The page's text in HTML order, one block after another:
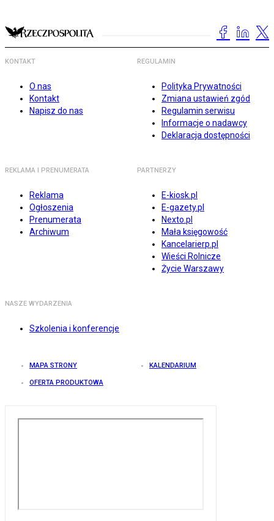
KONTAKT
O nas
Kontakt
Napisz do nas
REGULAMIN
Polityka Prywatności
Zmiana ustawień zgód
Regulamin serwisu
Informacje o nadawcy
Deklaracja dostępności
REKLAMA I PRENUMERATA
Reklama
Ogłoszenia
Prenumerata
Archiwum
PARTNERZY
E-kiosk.pl
E-gazety.pl
Nexto.pl
Mała księgowość
Kancelarierp.pl
Wieści Rolnicze
Życie Warszawy
NASZE WYDARZENIA
Szkolenia i konferencje
MAPA STRONY KALENDARIUM
OFERTA PRODUKTOWA